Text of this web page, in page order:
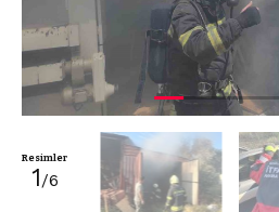
Resimler
1/6